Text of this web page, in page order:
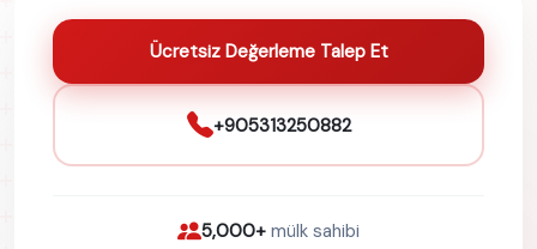
Ücretsiz Değerleme Talep Et
+905313250882
5,000+ mülk sahibi